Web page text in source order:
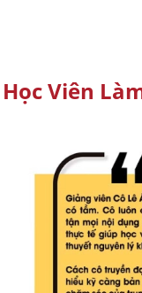
Học Viên